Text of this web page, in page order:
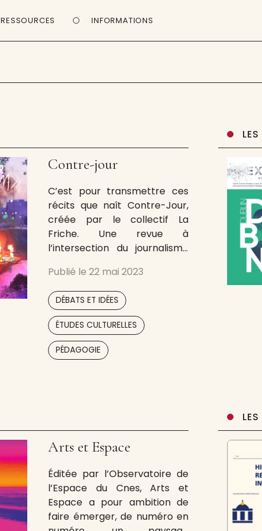
RESSOURCES INFORMATIONS
Contre-jour
C’est pour transmettre ces
récits que naît Contre-Jour,
créée par le collectif La
Friche. Une revue à
l’intersection du journalisme
aux médias, pour ces paroles
et ces images qui vont à
rebours des réalités
simplifiées. Une revue qui met
en résonance petites et
grandes histoires, qui fait
avec, ensemble et dehors.
Publié le 22 mai 2023
DÉBATS ET IDÉES
ÉTUDES CULTURELLES
PÉDAGOGIE
Arts et Espace
Éditée par l’Observatoire de
l’Espace du Cnes, Arts et
Espace a pour ambition de
faire émerger, de numéro en